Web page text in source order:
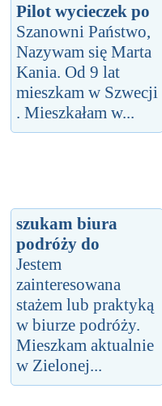
Pilot wycieczek po
Szanowni Państwo,
Nazywam się Marta
Kania. Od 9 lat
mieszkam w Szwecji
. Mieszkałam w...
szukam biura
podróży do
Jestem
zainteresowana
stażem lub praktyką
w biurze podróży.
Mieszkam aktualnie
w Zielonej...